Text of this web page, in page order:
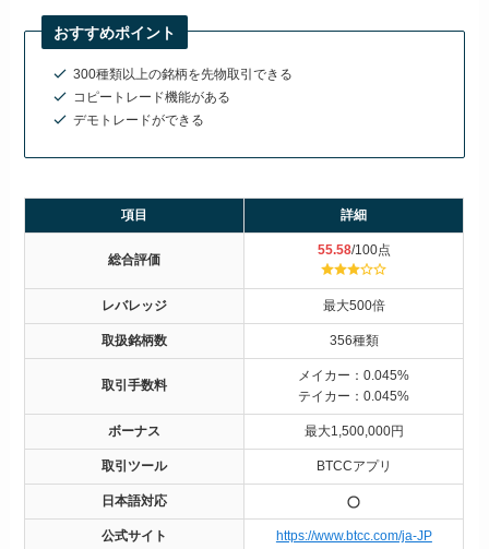
おすすめポイント
300種類以上の銘柄を先物取引できる
コピートレード機能がある
デモトレードができる
項目 詳細
総合評価
55.58/100点
レバレッジ 最大500倍
取扱銘柄数 356種類
取引手数料
メイカー：0.045%
テイカー：0.045%
ボーナス 最大1,500,000円
取引ツール BTCCアプリ
日本語対応
公式サイト https://www.btcc.com/ja-JP